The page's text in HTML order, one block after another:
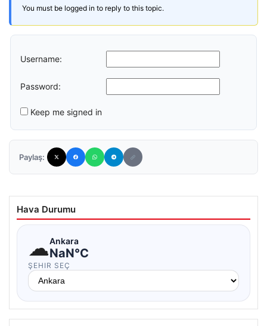
You must be logged in to reply to this topic.
Username:
Password:
Keep me signed in
Paylaş:
Hava Durumu
☁Ankara
NaN°C
ŞEHIR SEÇ